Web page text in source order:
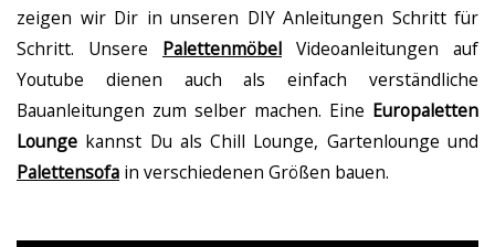
zeigen wir Dir in unseren DIY Anleitungen Schritt für
Schritt. Unsere Palettenmöbel Videoanleitungen auf
Youtube dienen auch als einfach verständliche
Bauanleitungen zum selber machen. Eine Europaletten
Lounge kannst Du als Chill Lounge, Gartenlounge und
Palettensofa in verschiedenen Größen bauen.